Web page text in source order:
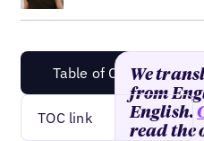
Table of Content
TOC link
We
from
English.
read the